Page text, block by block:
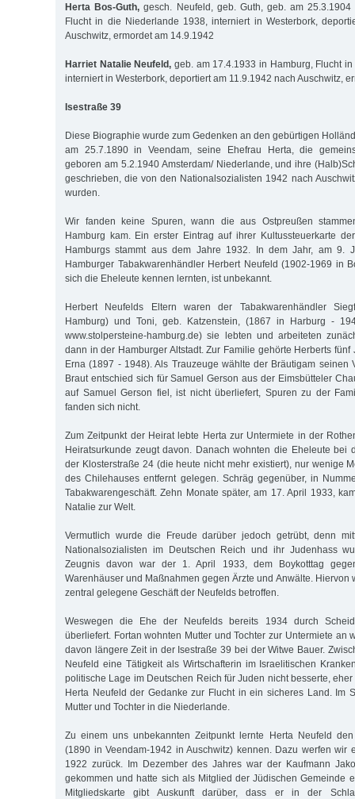
Herta Bos-Guth, gesch. Neufeld, geb. Guth, geb. am
Flucht in die Niederlande 1938, interniert in Westerbork,
Auschwitz, ermordet am 14.9.1942
Harriet Natalie Neufeld, geb. am 17.4.1933 in Hamburg, Flucht
interniert in Westerbork, deportiert am 11.9.1942 nach Auschwitz,
Isestraße 39
Diese Biographie wurde zum Gedenken an den gebürtigen
am 25.7.1890 in Veendam, seine Ehefrau Herta, die
geboren am 5.2.1940 Amsterdam/ Niederlande, und ihre
geschrieben, die von den Nationalsozialisten 1942 nach
wurden.
Wir fanden keine Spuren, wann die aus Ostpreußen
Hamburg kam. Ein erster Eintrag auf ihrer Kultussteuerkarte
Hamburgs stammt aus dem Jahre 1932. In dem Jahr, am 9.
Hamburger Tabakwarenhändler Herbert Neufeld (1902-1969 in
sich die Eheleute kennen lernten, ist unbekannt.
Herbert Neufelds Eltern waren der Tabakwarenhändler
Hamburg) und Toni, geb. Katzenstein, (1867 in Harburg -
www.stolpersteine-hamburg.de) sie lebten und arbeiteten
dann in der Hamburger Altstadt. Zur Familie gehörte Herberts fünf
Erna (1897 - 1948). Als Trauzeuge wählte der Bräutigam seinen
Braut entschied sich für Samuel Gerson aus der Eimsbütteler
auf Samuel Gerson fiel, ist nicht überliefert, Spuren zu der
fanden sich nicht.
Zum Zeitpunkt der Heirat lebte Herta zur Untermiete in der
Heiratsurkunde zeugt davon. Danach wohnten die Eheleute bei
der Klosterstraße 24 (die heute nicht mehr existiert), nur wenige
des Chilehauses entfernt gelegen. Schräg gegenüber, in
Tabakwarengeschäft. Zehn Monate später, am 17. April 1933,
Natalie zur Welt.
Vermutlich wurde die Freude darüber jedoch getrübt, denn
Nationalsozialisten im Deutschen Reich und ihr Judenhass
Zeugnis davon war der 1. April 1933, dem Boykotttag
Warenhäuser und Maßnahmen gegen Ärzte und Anwälte. Hiervon
zentral gelegene Geschäft der Neufelds betroffen.
Weswegen die Ehe der Neufelds bereits 1934 durch
überliefert. Fortan wohnten Mutter und Tochter zur Untermiete an
davon längere Zeit in der Isestraße 39 bei der Witwe Bauer.
Neufeld eine Tätigkeit als Wirtschafterin im Israelitischen
politische Lage im Deutschen Reich für Juden nicht besserte,
Herta Neufeld der Gedanke zur Flucht in ein sicheres Land. Im
Mutter und Tochter in die Niederlande.
Zu einem uns unbekannten Zeitpunkt lernte Herta Neufeld
(1890 in Veendam-1942 in Auschwitz) kennen. Dazu werfen wir
1922 zurück. Im Dezember des Jahres war der Kaufmann
gekommen und hatte sich als Mitglied der Jüdischen Gemeinde
Mitgliedskarte gibt Auskunft darüber, dass er in der